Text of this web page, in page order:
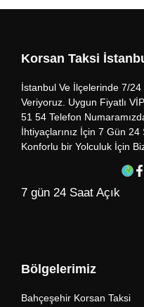
Korsan Taksi
İstanbul Ve İlçelerinde 7/
Veriyoruz. Uygun Fiyatlı
51 54 Telefon
İhtiyaçlarınız İçin 7 Gün
Konforlu bir Yolculuk İçin
7 gün 24 Saat Açık
Bölgelerimiz
Bahçeşehir Korsan Taksi